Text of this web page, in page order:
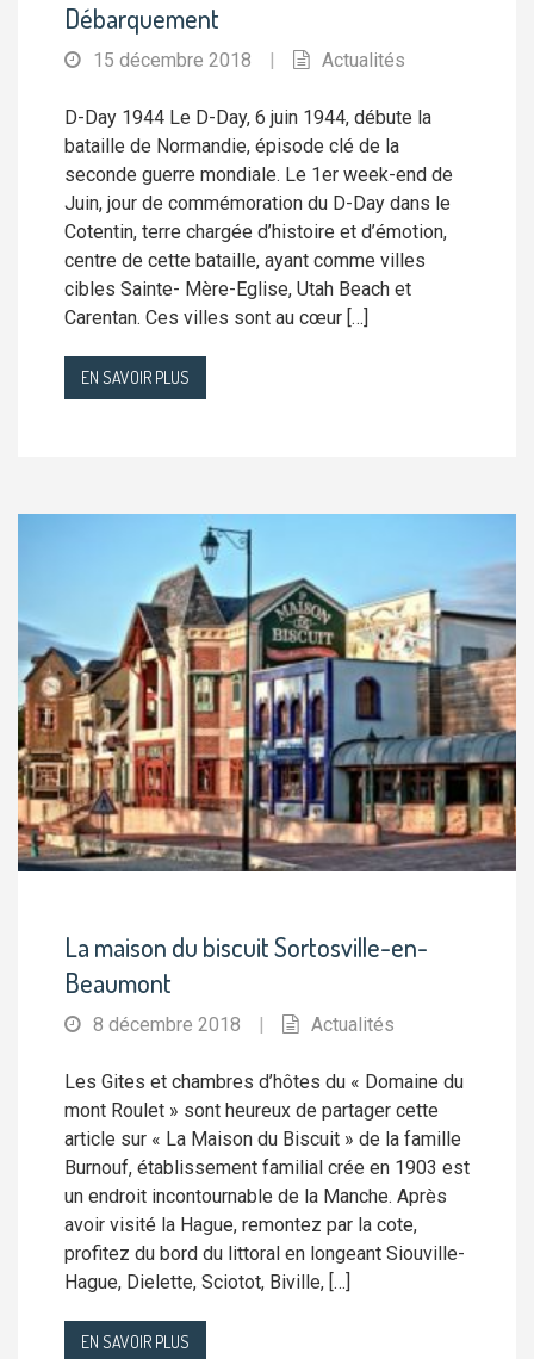
Débarquement
15 décembre 2018 | Actualités
D-Day 1944 Le D-Day, 6 juin 1944, débute la
bataille de Normandie, épisode clé de la
seconde guerre mondiale. Le 1er week-end de
Juin, jour de commémoration du D-Day dans le
Cotentin, terre chargée d’histoire et d’émotion,
centre de cette bataille, ayant comme villes
cibles Sainte- Mère-Eglise, Utah Beach et
Carentan. Ces villes sont au cœur […]
EN SAVOIR PLUS
La maison du biscuit Sortosville-en-
Beaumont
8 décembre 2018 | Actualités
Les Gites et chambres d’hôtes du « Domaine du
mont Roulet » sont heureux de partager cette
article sur « La Maison du Biscuit » de la famille
Burnouf, établissement familial crée en 1903 est
un endroit incontournable de la Manche. Après
avoir visité la Hague, remontez par la cote,
profitez du bord du littoral en longeant Siouville-
Hague, Dielette, Sciotot, Biville, […]
EN SAVOIR PLUS